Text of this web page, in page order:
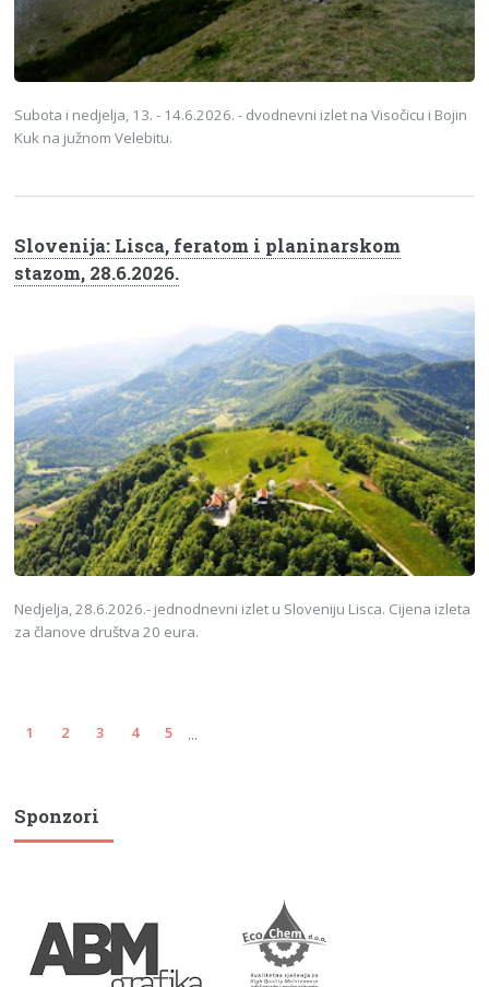
Subota i nedjelja, 13. - 14.6.2026. - dvodnevni izlet na Visočicu i Bojin
Kuk na južnom Velebitu.
Slovenija: Lisca, feratom i planinarskom
stazom, 28.6.2026.
Nedjelja, 28.6.2026.- jednodnevni izlet u Sloveniju Lisca. Cijena izleta
za članove društva 20 eura.
1 2 3 4 5 ...
Sponzori